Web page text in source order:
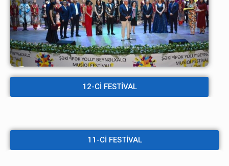
12-Cİ FESTİVAL
11-Cİ FESTİVAL